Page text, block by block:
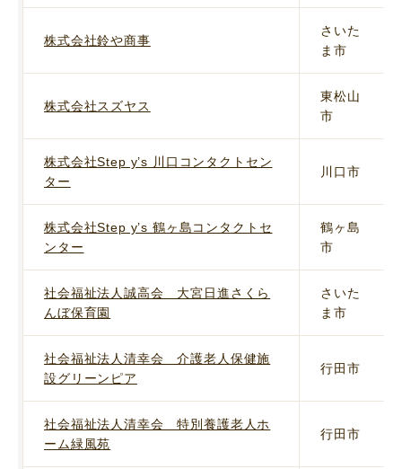
株式会社鈴や商事
さいた
ま市
株式会社スズヤス
東松山
市
株式会社Step y’s 川口コンタクトセン
ター
川口市
株式会社Step y’s 鶴ヶ島コンタクトセ
ンター
鶴ヶ島
市
社会福祉法人誠高会 大宮日進さくら
んぼ保育園
さいた
ま市
社会福祉法人清幸会 介護老人保健施
設グリーンピア
行田市
社会福祉法人清幸会 特別養護老人ホ
ーム緑風苑
行田市